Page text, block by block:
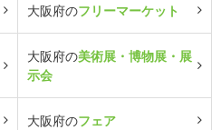
大阪府のフリーマーケット
大阪府の美術展・博物展・展
示会
大阪府のフェア